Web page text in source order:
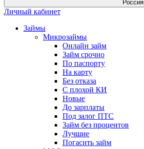
Россия
Личный кабинет
Займы
Микрозаймы
Онлайн займ
Займ срочно
По паспорту
На карту
Без отказа
С плохой КИ
Новые
До зарплаты
Под залог ПТС
Займ без процентов
Лучшие
Погасить займ